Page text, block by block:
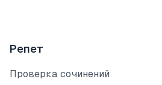
Репет
Проверка сочинений